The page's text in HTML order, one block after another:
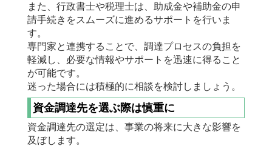
また、行政書士や税理士は、助成金や補助金の申
請手続きをスムーズに進めるサポートを行いま
す。
専門家と連携することで、調達プロセスの負担を
軽減し、必要な情報やサポートを迅速に得ること
が可能です。
迷った場合には積極的に相談を検討しましょう。
資金調達先を選ぶ際は慎重に
資金調達先の選定は、事業の将来に大きな影響を
及ぼします。